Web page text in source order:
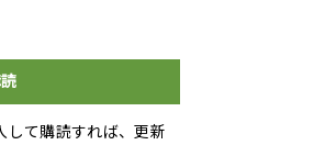
して購読すれば、更新